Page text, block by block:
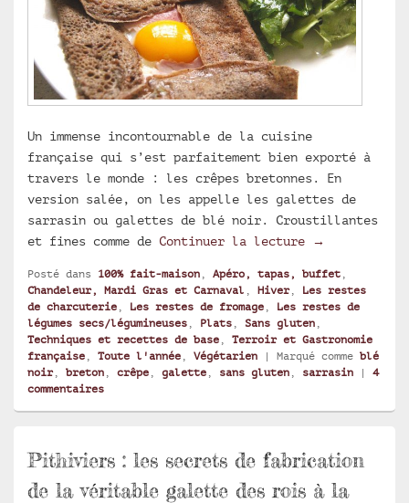
Un immense incontournable de la cuisine
française qui s’est parfaitement bien exporté à
travers le monde : les crêpes bretonnes. En
version salée, on les appelle les galettes de
sarrasin ou galettes de blé noir. Croustillantes
et fines comme de Continuer la lecture Galettes de
→
Posté dans 100% fait-maison Apéro, tapas, buffet
Chandeleur, Mardi Gras et Carnaval
Hiver, Les restes
de charcuterie
Les restes de fromage
Les restes de
légumes secs/légumineuses
Plats Sans gluten
Techniques et recettes de base
Terroir et Gastronomie
française
Toute l'année Végétarien | Marqué comme blé
noir, breton crêpe galette sans gluten sarrasin | 4
commentaires
Pithiviers : les secrets de fabrication
de la véritable galette des rois à la